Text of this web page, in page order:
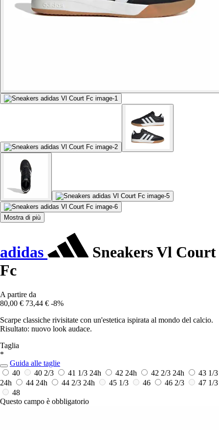
Mostra di più
adidas
Sneakers Vl Court
Fc
A partire da
80,00 € 73,44 € -8%
Scarpe classiche rivisitate con un'estetica ispirata al mondo del calcio.
Risultato: nuovo look audace.
Taglia
*
Guida alle taglie
40
40 2/3 41 1/3 24h 42 24h 42 2/3 24h
43 1/3
24h
44 24h 44 2/3 24h 45 1/3 46 46 2/3
47 1/3
48
Questo campo è obbligatorio